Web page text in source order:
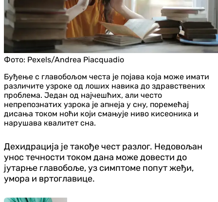
Фото: Pexels/Andrea Piacquadio
Буђење с главобољом честа је појава која може имати
различите узроке од лоших навика до здравствених
проблема. Један од најчешћих, али често
непрепознатих узрока је апнеја у сну, поремећај
дисања током ноћи који смањује ниво кисеоника и
нарушава квалитет сна.
Дехидрација је такође чест разлог. Недовољан
унос течности током дана може довести до
јутарње главобоље, уз симптоме попут жеђи,
умора и вртоглавице.